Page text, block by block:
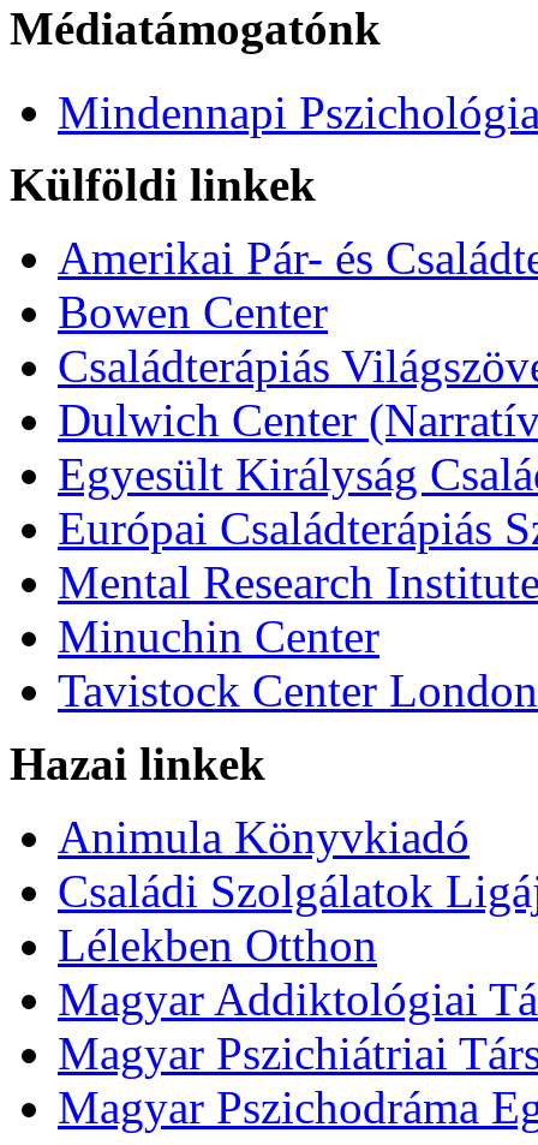
Médiatámogatónk
Mindennapi
Külföldi linkek
Amerikai Pár- és
Bowen Center
Családterápiás
Dulwich Center
Egyesült Királyság
Európai Családterápiás
Mental Research
Minuchin Center
Tavistock Center London
Hazai linkek
Animula Könyvkiadó
Családi Szolgálatok
Lélekben Otthon
Magyar Addiktológiai
Magyar Pszichiátriai
Magyar Pszichodráma